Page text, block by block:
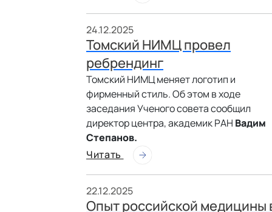
24.12.2025
Томский НИМЦ провел
ребрендинг
Томский НИМЦ меняет логотип и
фирменный стиль. Об этом в ходе
заседания Ученого совета сообщил
директор центра, академик РАН Вадим
Степанов.
Читать
22.12.2025
Опыт российской медицины